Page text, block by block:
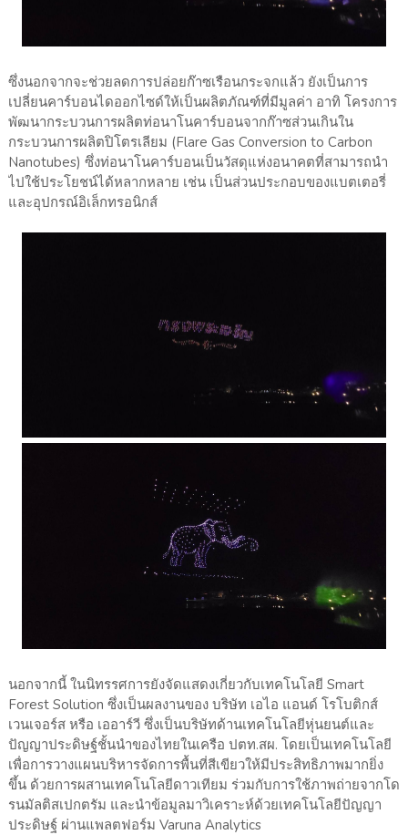
ซึ่งนอกจากจะช่วยลดการปล่อยก๊าซเรือนกระจกแล้ว ยังเป็นการ
เปลี่ยนคาร์บอนไดออกไซด์ให้เป็นผลิตภัณฑ์ที่มีมูลค่า อาทิ โครงการ
พัฒนากระบวนการผลิตท่อนาโนคาร์บอนจากก๊าซส่วนเกินใน
กระบวนการผลิตปิโตรเลียม (Flare Gas Conversion to Carbon
Nanotubes) ซึ่งท่อนาโนคาร์บอนเป็นวัสดุแห่งอนาคตที่สามารถนำ
ไปใช้ประโยชน์ได้หลากหลาย เช่น เป็นส่วนประกอบของแบตเตอรี่
และอุปกรณ์อิเล็กทรอนิกส์
นอกจากนี้ ในนิทรรศการยังจัดแสดงเกี่ยวกับเทคโนโลยี Smart
Forest Solution ซึ่งเป็นผลงานของ บริษัท เอไอ แอนด์ โรโบติกส์
เวนเจอร์ส หรือ เออาร์วี ซึ่งเป็นบริษัทด้านเทคโนโลยีหุ่นยนต์และ
ปัญญาประดิษฐ์ชั้นนำของไทยในเครือ ปตท.สผ. โดยเป็นเทคโนโลยี
เพื่อการวางแผนบริหารจัดการพื้นที่สีเขียวให้มีประสิทธิภาพมากยิ่ง
ขึ้น ด้วยการผสานเทคโนโลยีดาวเทียม ร่วมกับการใช้ภาพถ่ายจากโด
รนมัลติสเปกตรัม และนำข้อมูลมาวิเคราะห์ด้วยเทคโนโลยีปัญญา
ประดิษฐ์ ผ่านแพลตฟอร์ม Varuna Analytics